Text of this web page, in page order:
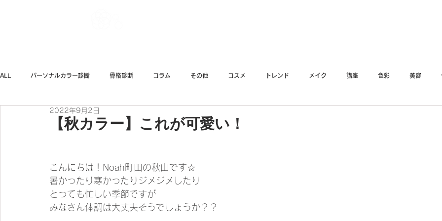
ALL パーソナルカラー診断 骨格診断 コラム その他 コスメ トレンド メイク 講座 色彩 美容
ファッション
【秋カラー】これが可愛い！
2022年9月2日
こんにちは！Noah町田の秋山です☆
暑かったり寒かったりジメジメしたり
とっても忙しい季節ですが
みなさん体調は大丈夫そうでしょうか？？